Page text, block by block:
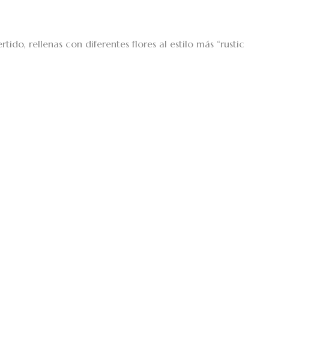
rellenas con diferentes flores al estilo más “rustic